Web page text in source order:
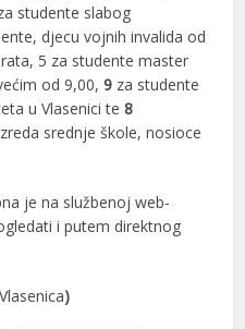
studente slabog
djecu vojnih invalida od
5 za studente master
od 9,00,9 za studente
u Vlasenici te 8
srednje škole, nosioce
je na službenoj web-
i putem direktnog
)